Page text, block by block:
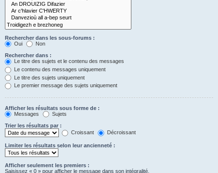
Rechercher dans les sous-forums :
Oui
Non
Rechercher dans :
Le titre des sujets et le contenu des messages
Le contenu des messages uniquement
Le titre des sujets uniquement
Le premier message des sujets uniquement
Afficher les résultats sous forme de :
Messages
Sujets
Trier les résultats par :
Croissant
Décroissant
Limiter les résultats selon leur ancienneté :
Afficher seulement les premiers :
Saisissez « 0 » pour afficher le message dans son intégralité.